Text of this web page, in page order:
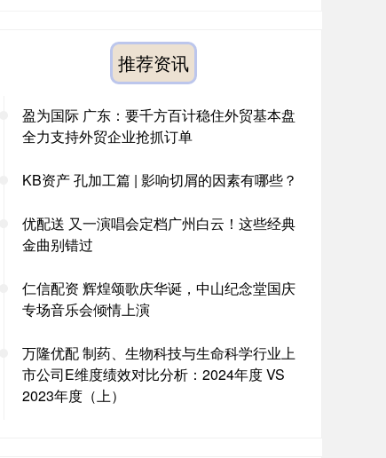
推荐资讯
盈为国际 广东：要千方百计稳住外贸基本盘
全力支持外贸企业抢抓订单
KB资产 孔加工篇 | 影响切屑的因素有哪些？
优配送 又一演唱会定档广州白云！这些经典
金曲别错过
仁信配资 辉煌颂歌庆华诞，中山纪念堂国庆
专场音乐会倾情上演
万隆优配 制药、生物科技与生命科学行业上
市公司E维度绩效对比分析：2024年度 VS
2023年度（上）